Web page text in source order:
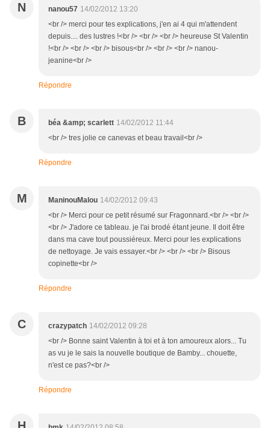
N nanou57 14/02/2012 13:20
<br /> merci pour tes explications, j'en ai 4 qui m'attendent
depuis.... des lustres !<br /> <br /> <br /> heureuse St Valentin
!<br /> <br /> <br /> bisous<br /> <br /> <br /> nanou-
jeanine<br />
Répondre
B béa &amp; scarlett 14/02/2012 11:44
<br /> tres jolie ce canevas et beau travail<br />
Répondre
M ManinouMalou 14/02/2012 09:43
<br /> Merci pour ce petit résumé sur Fragonnard.<br /> <br />
<br /> J'adore ce tableau. je l'ai brodé étant jeune. Il doit être
dans ma cave tout poussiéreux. Merci pour les explications
de nettoyage. Je vais essayer.<br /> <br /> <br /> Bisous
copinette<br />
Répondre
C crazypatch 14/02/2012 09:28
<br /> Bonne saint Valentin à toi et à ton amoureux alors... Tu
as vu je le sais la nouvelle boutique de Bamby... chouette,
n'est ce pas?<br />
Répondre